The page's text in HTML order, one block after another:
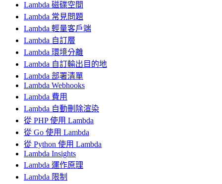
Lambda 磁碟空間
Lambda 常見問題
Lambda 輕量客戶端
Lambda 自訂層
Lambda 環境分離
Lambda 自訂輸出目的地
Lambda 部署清單
Lambda Webhooks
Lambda 費用
Lambda 自動刪除渲染
從 PHP 使用 Lambda
從 Go 使用 Lambda
從 Python 使用 Lambda
Lambda Insights
Lambda 運作原理
Lambda 限制